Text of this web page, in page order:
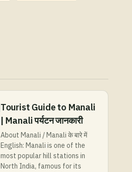
Tourist Guide to Manali
| Manali पर्यटन जानकारी
About Manali / Manali के बारे में
English: Manali is one of the
most popular hill stations in
North India, famous for its